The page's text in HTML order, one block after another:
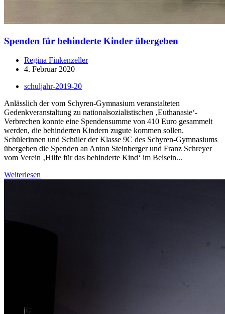
Spenden für behinderte Kinder übergeben
Regina Finkenzeller
4. Februar 2020
schuljahr-2019-20
Anlässlich der vom Schyren-Gymnasium veranstalteten
Gedenkveranstaltung zu nationalsozialistischen ‚Euthanasie‘-
Verbrechen konnte eine Spendensumme von 410 Euro gesammelt
werden, die behinderten Kindern zugute kommen sollen.
Schülerinnen und Schüler der Klasse 9C des Schyren-Gymnasiums
übergeben die Spenden an Anton Steinberger und Franz Schreyer
vom Verein ‚Hilfe für das behinderte Kind‘ im Beisein...
Weiterlesen